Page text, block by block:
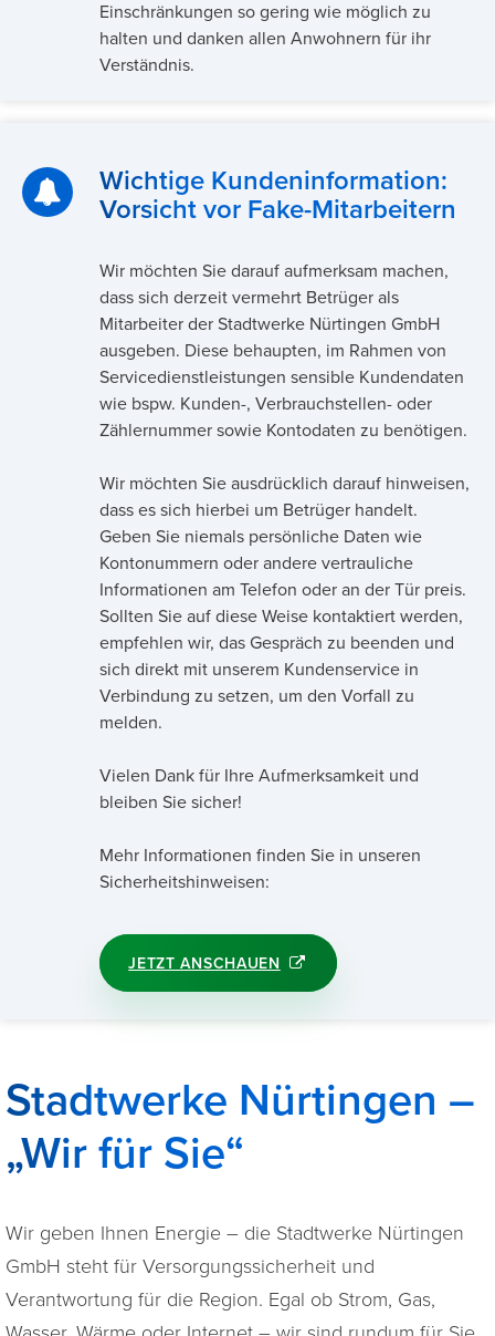
Einschränkungen so gering wie möglich zu
halten und danken allen Anwohnern für ihr
Verständnis.
Wichtige Kundeninformation:
Vorsicht vor Fake-Mitarbeitern
Wir möchten Sie darauf aufmerksam machen,
dass sich derzeit vermehrt Betrüger als
Mitarbeiter der Stadtwerke Nürtingen GmbH
ausgeben. Diese behaupten, im Rahmen von
Servicedienstleistungen sensible Kundendaten
wie bspw. Kunden-, Verbrauchstellen- oder
Zählernummer sowie Kontodaten zu benötigen.
Wir möchten Sie ausdrücklich darauf hinweisen,
dass es sich hierbei um Betrüger handelt.
Geben Sie niemals persönliche Daten wie
Kontonummern oder andere vertrauliche
Informationen am Telefon oder an der Tür preis.
Sollten Sie auf diese Weise kontaktiert werden,
empfehlen wir, das Gespräch zu beenden und
sich direkt mit unserem Kundenservice in
Verbindung zu setzen, um den Vorfall zu
melden.
Vielen Dank für Ihre Aufmerksamkeit und
bleiben Sie sicher!
Mehr Informationen finden Sie in unseren
Sicherheitshinweisen:
JETZT ANSCHAUEN
Stadtwerke Nürtingen –
„Wir für Sie“
Wir geben Ihnen Energie – die Stadtwerke Nürtingen
GmbH steht für Versorgungssicherheit und
Verantwortung für die Region. Egal ob Strom, Gas,